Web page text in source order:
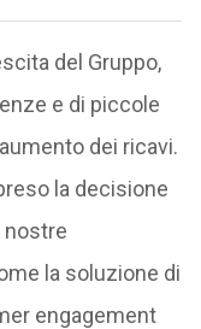
del Gruppo,
e di piccole
dei ricavi.
la decisione
nostre
la soluzione di
engagement